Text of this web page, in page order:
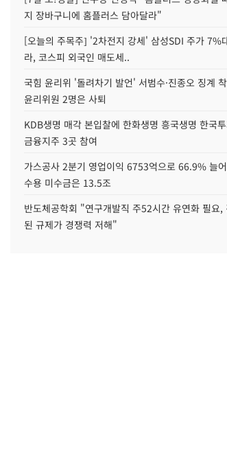
지 장바구니에 홈플러스 담아달라"
[오늘의 주목주] '2차전지 강세' 삼성SDI 주가 7%
라, 코스피 외국인 매도세..
국힘 윤리위 '돌려차기 발언' 서범수·진종오 징계
윤리위원 2명은 사퇴
KDB생명 매각 본입찰에 한화생명 흥국생명 한국
금융지주 3곳 참여
가스공사 2분기 영업이익 6753억으로 66.9% 늘
수용 미수금은 13.5조
반도체공학회 "연구개발직 주52시간 유연화 필요,
된 규제가 경쟁력 저해"